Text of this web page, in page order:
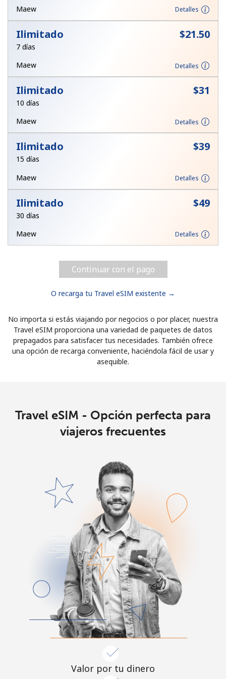
Maew
Detalles
Ilimitado ⁦$21.50⁩
7 días
Maew
Detalles
Ilimitado ⁦$31⁩
10 días
Maew
Detalles
Ilimitado ⁦$39⁩
15 días
Maew
Detalles
Ilimitado ⁦$49⁩
30 días
Maew
Detalles
Continuar con el pago
O recarga tu Travel eSIM existente →
No importa si estás viajando por negocios o por placer, nuestra
Travel eSIM proporciona una variedad de paquetes de datos
prepagados para satisfacer tus necesidades. También ofrece
una opción de recarga conveniente, haciéndola fácil de usar y
asequible.
Travel eSIM - Opción perfecta para
viajeros frecuentes
Valor por tu dinero